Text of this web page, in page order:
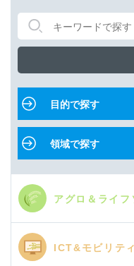
目的で探す
領域で探す
アグロ＆ライ
ICT&モビリテ